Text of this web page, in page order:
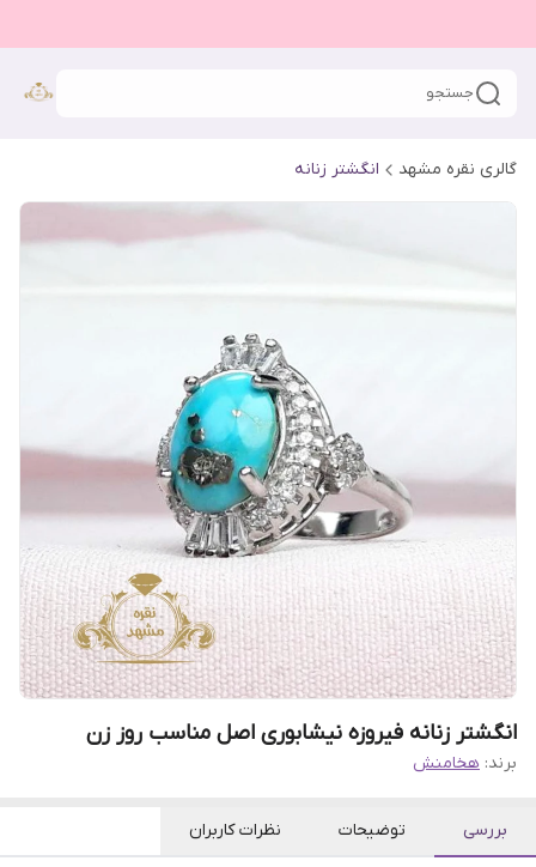
جستجو
گالری نقره مشهد انگشتر زنانه
انگشتر زنانه فیروزه نیشابوری اصل مناسب روز زن
برند: هخامنش
بررسی توضیحات نظرات کاربران